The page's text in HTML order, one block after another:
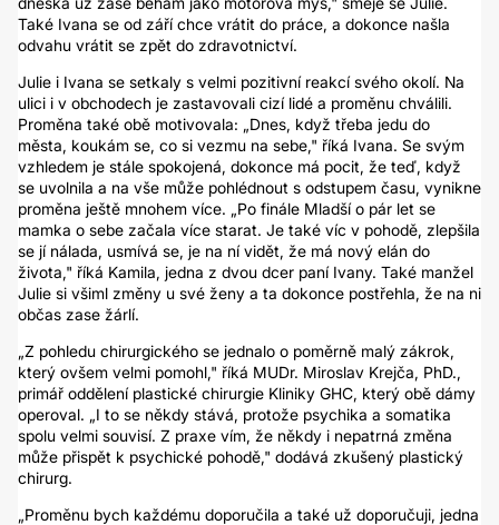
Také Ivana se od září chce vrátit do práce, a dokonce našla
odvahu vrátit se zpět do zdravotnictví.
Julie i Ivana se setkaly s velmi pozitivní reakcí svého okolí. Na
ulici i v obchodech je zastavovali cizí lidé a proměnu chválili.
Proměna také obě motivovala: „Dnes, když třeba jedu do
města, koukám se, co si vezmu na sebe," říká Ivana. Se svým
vzhledem je stále spokojená, dokonce má pocit, že teď, když
se uvolnila a na vše může pohlédnout s odstupem času, vynikne
proměna ještě mnohem více. „Po finále Mladší o pár let se
mamka o sebe začala více starat. Je také víc v pohodě, zlepšila
se jí nálada, usmívá se, je na ní vidět, že má nový elán do
života," říká Kamila, jedna z dvou dcer paní Ivany. Také manžel
Julie si všiml změny u své ženy a ta dokonce postřehla, že na ni
občas zase žárlí.
„Z pohledu chirurgického se jednalo o poměrně malý zákrok,
který ovšem velmi pomohl," říká MUDr. Miroslav Krejča, PhD.,
primář oddělení plastické chirurgie Kliniky GHC, který obě dámy
operoval. „I to se někdy stává, protože psychika a somatika
spolu velmi souvisí. Z praxe vím, že někdy i nepatrná změna
může přispět k psychické pohodě," dodává zkušený plastický
chirurg.
„Proměnu bych každému doporučila a také už doporučuji, jedna